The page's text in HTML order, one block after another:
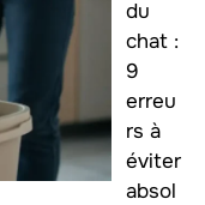
du
chat :
9
erreu
rs à
éviter
absol